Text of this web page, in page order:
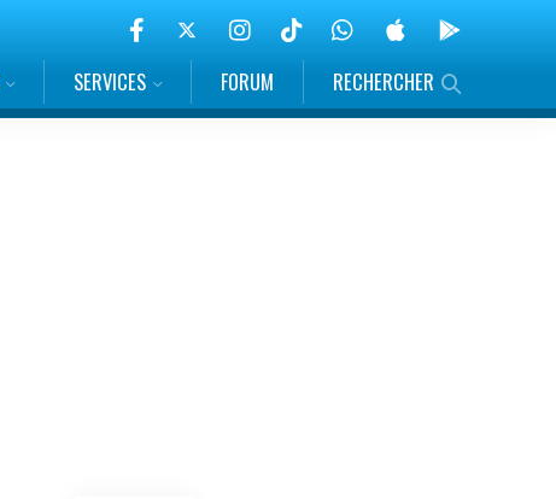
SERVICES FORUM RECHERCHER